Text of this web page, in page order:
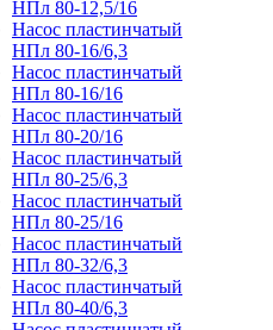
НПл 80-12,5/16
Насос пластинчатый
НПл 80-16/6,3
Насос пластинчатый
НПл 80-16/16
Насос пластинчатый
НПл 80-20/16
Насос пластинчатый
НПл 80-25/6,3
Насос пластинчатый
НПл 80-25/16
Насос пластинчатый
НПл 80-32/6,3
Насос пластинчатый
НПл 80-40/6,3